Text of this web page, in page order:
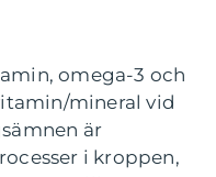
omega-3 och
mineral vid
är
i kroppen,